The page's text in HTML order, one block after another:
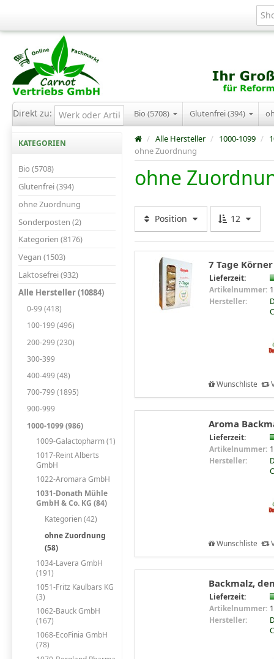
Direkt zu: Bio (5708) Glutenfrei (394)
KATEGORIEN
Bio (5708)
Glutenfrei (394)
ohne Zuordnung
Sonderposten (2)
Kategorien (8176)
Vegan (1503)
Laktosefrei (932)
Alle Hersteller (10884)
0-99 (418)
100-199 (496)
200-299 (230)
300-399
400-499 (48)
700-799 (1895)
900-999
1000-1099 (986)
1009-Galactopharm (1)
1017-Reint Alberts
GmbH
1022-Aromara GmbH
1031-Donath Mühle
GmbH & Co. KG (84)
Kategorien (42)
ohne Zuordnung
(58)
1034-Lavera GmbH
(191)
1051-Fritz Kaulbars KG
(3)
1062-Bauck GmbH
(167)
1068-EcoFinia GmbH
(78)
/ Alle Hersteller / 1000-1099 /
ohne Zuordnung
ohne
Position 12
7 Tage
Lieferzeit:
Artikelnummer:
Hersteller:
Wunschliste
Aroma
Lieferzeit:
Artikelnummer:
Hersteller:
Wunschliste
Backmalz,
Lieferzeit:
Artikelnummer:
Hersteller: